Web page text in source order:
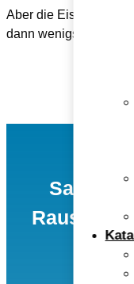
Aber die Eiszapfen
dann wenigstens
Sand-